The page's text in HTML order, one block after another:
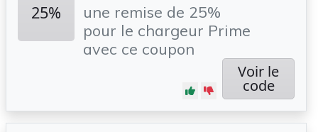
25%
une remise de 25%
pour le chargeur Prime
avec ce coupon
Voir le
code